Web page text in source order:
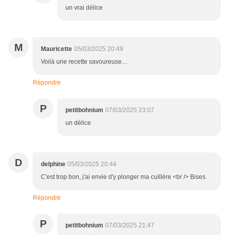
un vrai délice
M Mauricette 05/03/2025 20:49
Voilà une recette savoureuse…
Répondre
P petitbohnium 07/03/2025 23:07
un délice
D delphine 05/03/2025 20:44
C'est trop bon, j'ai envie d'y plonger ma cuillère <br /> Bises
Répondre
P petitbohnium 07/03/2025 21:47